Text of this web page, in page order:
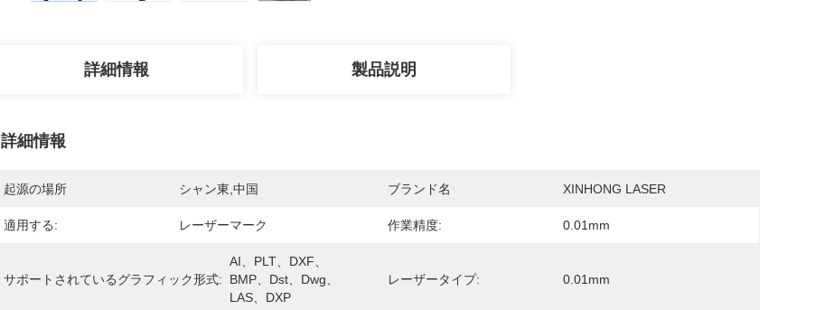
詳細情報 製品説明
詳細情報
起源の場所 シャン東,中国 ブランド名 XINHONG LASER
適用する: レーザーマーク 作業精度: 0.01mm
サポートされているグラフィック形式:
AI、PLT、DXF、
BMP、Dst、Dwg、
LAS、DXP
レーザータイプ: 0.01mm